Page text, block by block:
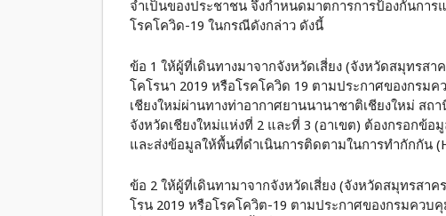
จำเป็นของประชาชน จึงกำหนดมาตการการป้องกันการ
โรคโควิด-19 ในกรณีดังกล่าว ดังนี้
ข้อ 1 ให้ผู้ที่เดินทางมาจากจังหวัดเสี่ยง (จังหวัดสมุทรส
โคโรนา 2019 หรือโรคโควิด 19 ตามประกาศของกรม
เชียงใหม่ผ่านทางท่าอากาศยานนานาชาติเชียงใหม่ สถ
จังหวัดเชียงใหม่แห่งที่ 2 และที่ 3 (อาเขต) ต้องกรอกข้อ
และส่งข้อมูลให้พื้นที่ดำเนินการติดตามในการทำกักกัน
ข้อ 2 ให้ผู้ที่เดินทามาจากจังหวัดเสี่ยง (จังหวัดสมุทรสา
โรน 2019 หรือโรคโควิต-19 ตามประกาศของกรมคว